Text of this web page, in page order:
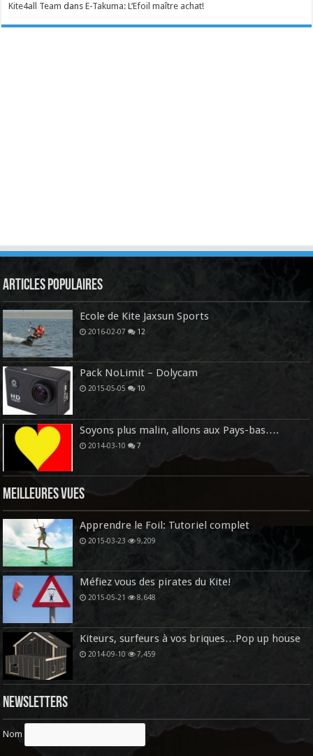
Kite4all Team dansE-Takuma: L’Efoil maître achat!
Articles Populaires
Ecole de Kite Jaxsun Sports
2016-02-07 12
Pack NoLimit – Dolycam
2015-05-05 10
Soyons plus malin, allons aux Pays-bas….
2014-03-10 7
Meilleures vues
Apprendre le Foil: Tutoriel complet
2015-03-23 9,209
Méfiez vous des pirates du Kite!
2015-05-21 8,648
Kiteurs, surfeurs à vos briques…Pop up house
2014-09-10 7,459
Newsletters
Nom